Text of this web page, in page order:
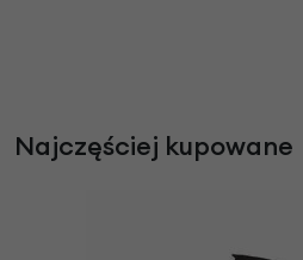
Najczęściej kupowane